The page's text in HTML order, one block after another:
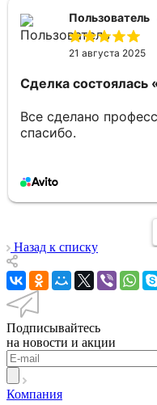
Пользователь
21 августа 2025
Сделка состоялась
Все сделано
спасибо.
Назад к списку
Подписывайтесь
на новости и акции
Компания